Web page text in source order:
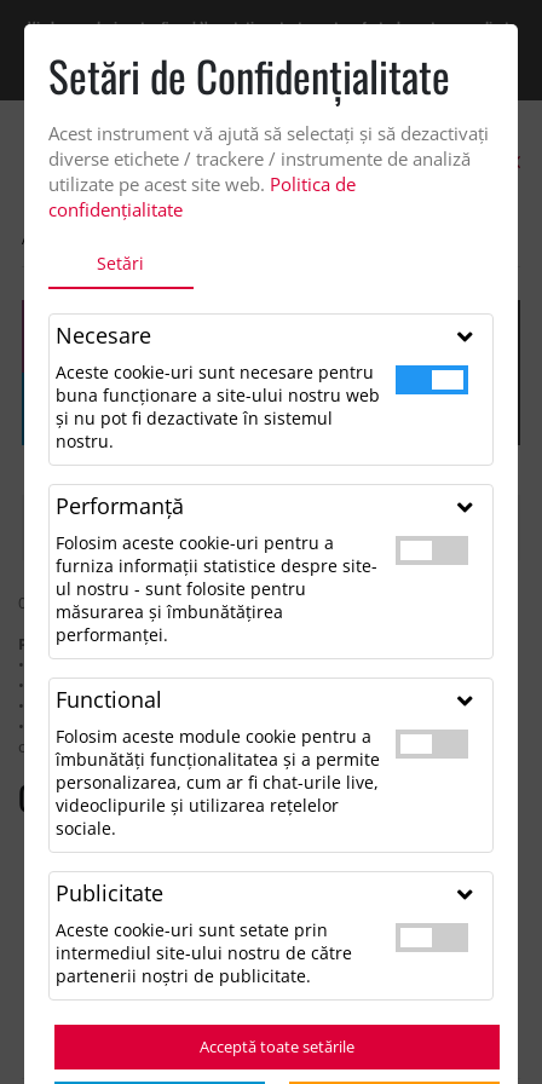
Vindem exclusiv catre firme! Ne puteti contacta pentru oferta de pret personalizata
discount suplimentar de 2% -Cumpără acum!
ACASA
0 rezultate pentru: "h2otempo700mlsticlasportcucapacflipsiinfuzor"
Pentru a găsi produsul dorit, încearcă următoarele:
• Verifică dacă ai scris corect termenii.
• Încearcă să foloseşti sinonime.
• Încearcă din nou, folosind o căutare mai generală.
• Ne poţi contacta telefonic la 021.336.03.32 sau prin email la
office@updateadv.ro şi te ajutăm să găseşti produsul dorit.
Categorii populare
Accesorii birou
Accesorii mancare si bautura
Accesorii Tech si Gadgeturi
Haine de Munca
Imbracaminte si Accesorii
Lifestyle si Timp Liber
Ocazii și Evenimente Tematice
Setări de Confidenţialitate
Acest instrument vă ajută să selectați și să dezactivați
diverse etichete / trackere / instrumente de analiză
utilizate pe acest site web. Politica de
confidențialitate
Setări
Necesare
Aceste cookie-uri sunt necesare pentru
buna funcționare a site-ului nostru web
și nu pot fi dezactivate în sistemul
nostru.
Performanţă
Folosim aceste cookie-uri pentru a
furniza informații statistice despre site-
ul nostru - sunt folosite pentru
măsurarea și îmbunătățirea
performanței.
Functional
Folosim aceste module cookie pentru a
îmbunătăți funcționalitatea și a permite
personalizarea, cum ar fi chat-urile live,
videoclipurile și utilizarea rețelelor
sociale.
Publicitate
Aceste cookie-uri sunt setate prin
intermediul site-ului nostru de către
partenerii noștri de publicitate.
Acceptă toate setările